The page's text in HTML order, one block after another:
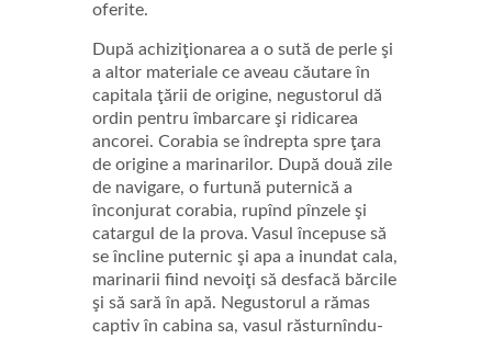
oferite.
După achiziţionarea a o sută de perle şi
a altor materiale ce aveau căutare în
capitala ţării de origine, negustorul dă
ordin pentru îmbarcare şi ridicarea
ancorei. Corabia se îndrepta spre ţara
de origine a marinarilor. După două zile
de navigare, o furtună puternică a
înconjurat corabia, rupînd pînzele şi
catargul de la prova. Vasul începuse să
se încline puternic şi apa a inundat cala,
marinarii fiind nevoiţi să desfacă bărcile
şi să sară în apă. Negustorul a rămas
captiv în cabina sa, vasul răsturnîndu-